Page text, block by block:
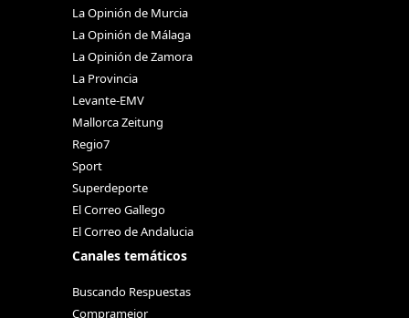
La Opinión de Murcia
La Opinión de Málaga
La Opinión de Zamora
La Provincia
Levante-EMV
Mallorca Zeitung
Regio7
Sport
Superdeporte
El Correo Gallego
El Correo de Andalucia
Canales temáticos
Buscando Respuestas
Compramejor